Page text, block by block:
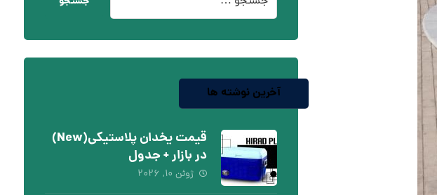
آخرین نوشته ها
قیمت یخدان پلاستیکی(New)
در بازار + جدول
ژوئن ۱۰, ۲۰۲۶